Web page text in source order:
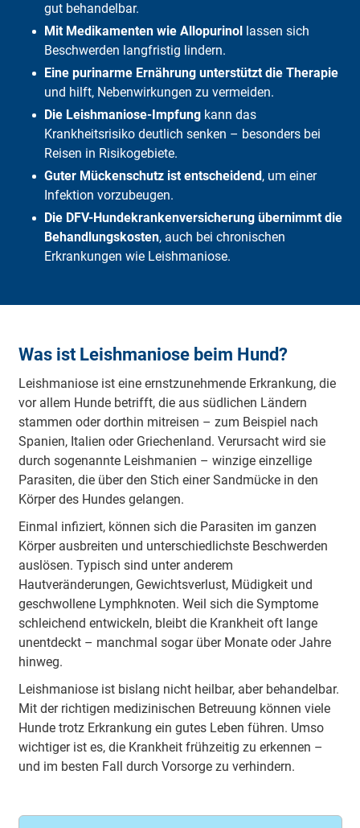
gut behandelbar.
Mit Medikamenten wie Allopurinollassen sich
Beschwerden langfristig lindern.
Eine purinarme Ernährung unterstützt die Therapie
und hilft, Nebenwirkungen zu vermeiden.
Die Leishmaniose-Impfungkann das
Krankheitsrisiko deutlich senken – besonders bei
Reisen in Risikogebiete.
Guter Mückenschutz ist entscheidend, um einer
Infektion vorzubeugen.
Die DFV-Hundekrankenversicherung übernimmt die
Behandlungskosten, auch bei chronischen
Erkrankungen wie Leishmaniose.
Was ist Leishmaniose beim Hund?
Leishmaniose ist eine ernstzunehmende Erkrankung, die
vor allem Hunde betrifft, die aus südlichen Ländern
stammen oder dorthin mitreisen – zum Beispiel nach
Spanien, Italien oder Griechenland. Verursacht wird sie
durch sogenannte Leishmanien – winzige einzellige
Parasiten, die über den Stich einer Sandmücke in den
Körper des Hundes gelangen.
Einmal infiziert, können sich die Parasiten im ganzen
Körper ausbreiten und unterschiedlichste Beschwerden
auslösen. Typisch sind unter anderem
Hautveränderungen, Gewichtsverlust, Müdigkeit und
geschwollene Lymphknoten. Weil sich die Symptome
schleichend entwickeln, bleibt die Krankheit oft lange
unentdeckt – manchmal sogar über Monate oder Jahre
hinweg.
Leishmaniose ist bislang nicht heilbar, aber behandelbar.
Mit der richtigen medizinischen Betreuung können viele
Hunde trotz Erkrankung ein gutes Leben führen. Umso
wichtiger ist es, die Krankheit frühzeitig zu erkennen –
und im besten Fall durch Vorsorge zu verhindern.